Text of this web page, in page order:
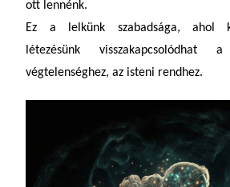
ott lennénk.
Ez a lelkünk szabadsága, ahol
létezésünk visszakapcsolódhat
végtelenséghez, az isteni rendhez.